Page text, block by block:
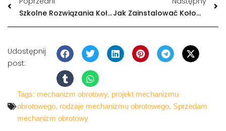
Szkolne Rozwiązania Kołowrotów
Jak Zainstalować Kołowrót O Pełnej Wysokości?
Udostępnij
post:
Tags: mechanizm obrotowy, projekt mechanizmu
obrotowego, rodzaje mechanizmu obrotowego, Sprzedam
mechanizm obrotowy